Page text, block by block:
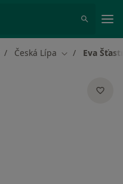
Česká Lípa Změna města
Eva